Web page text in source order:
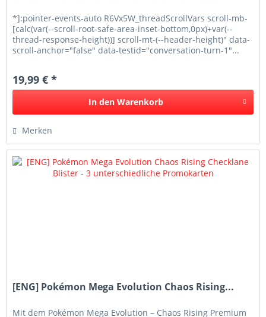
*]:pointer-events-auto R6Vx5W_threadScrollVars scroll-mb-
[calc(var(--scroll-root-safe-area-inset-bottom,0px)+var(--
thread-response-height))] scroll-mt-(--header-height)" data-
scroll-anchor="false" data-testid="conversation-turn-1"...
19,99 € *
In den Warenkorb
Merken
[ENG] Pokémon Mega Evolution Chaos Rising...
Mit dem Pokémon Mega Evolution – Chaos Rising Premium